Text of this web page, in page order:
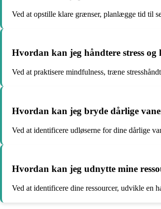
Ved at opstille klare grænser, planlægge tid til
Hvordan kan jeg håndtere stress
Ved at praktisere mindfulness, træne
Hvordan kan jeg bryde dårlige
Ved at identificere udløserne for dine dårlige
Hvordan kan jeg udnytte mine
Ved at identificere dine ressourcer, udvikle en